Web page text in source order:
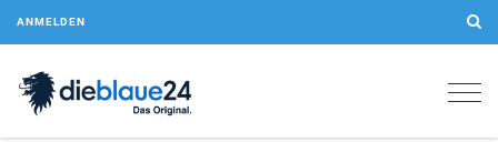
ANMELDEN